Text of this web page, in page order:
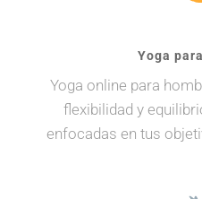
Yoga
Yoga online para
flexibilidad y
enfocadas en tus